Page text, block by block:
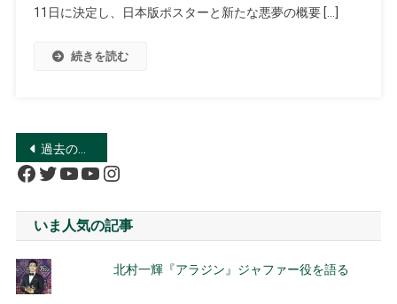
11日に決定し、日本版ポスターと新たな悪夢の概要 […]
続きを読む
投
稿
ナ
ビ
ゲ
過去の投稿
Facebook
Twitter
YouTube
YouTube
Instagram
いま人気の記事
北村一輝『アラジン』ジャファー役を語る